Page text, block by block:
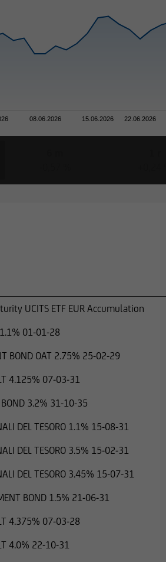
08.06.2026 15.06.2026 22.06.2026
UCITS ETF EUR Accumulation
1.1% 01-01-28
BOND OAT 2.75% 25-02-29
4.125% 07-03-31
BOND 3.2% 31-10-35
DEL TESORO 1.1% 15-08-31
DEL TESORO 3.5% 15-02-31
DEL TESORO 3.45% 15-07-31
BOND 1.5% 21-06-31
4.375% 07-03-28
4.0% 22-10-31
14000 EUR